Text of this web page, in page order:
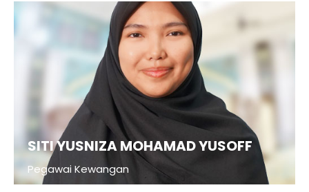
SITI YUSNIZA MOHAMAD YUSOFF
Pegawai Kewangan